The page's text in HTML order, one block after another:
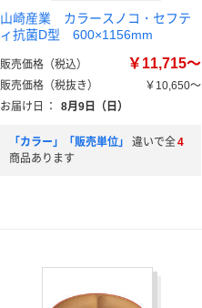
山崎産業 カラースノコ・セフテ
ィ抗菌D型 600×1156mm
販売価格（税込） ￥11,715～
販売価格（税抜き）
￥10,650～
お届け日
： 8月9日（日）
「カラー」「販売単位」 違いで全4
商品あります